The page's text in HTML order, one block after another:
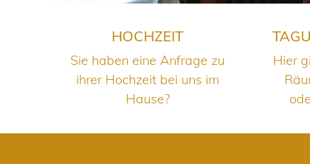
HOCHZEIT
Sie haben eine Anfrage zu
ihrer Hochzeit bei uns im
Hause?
Hier